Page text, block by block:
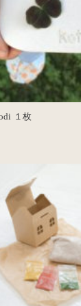
１枚